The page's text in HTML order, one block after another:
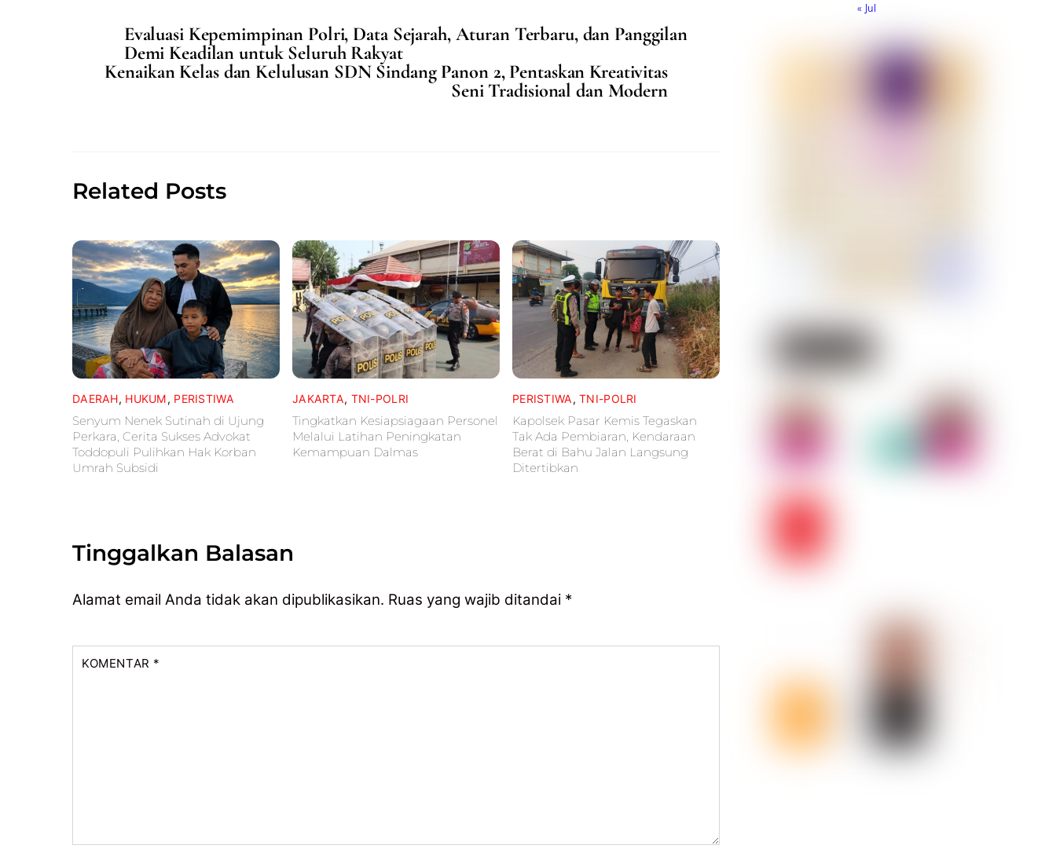
b
l
s
A
e
Evaluasi Kepemimpinan Polri, Data Sejarah, Aturan Terbaru, dan Panggilan
Demi Keadilan untuk Seluruh Rakyat
Kenaikan Kelas dan Kelulusan SDN Sindang Panon 2, Pentaskan Kreativitas
Seni Tradisional dan Modern
Related Posts
DAERAH, HUKUM, PERISTIWA
Senyum Nenek Sutinah di Ujung
Perkara, Cerita Sukses Advokat
Toddopuli Pulihkan Hak Korban
Umrah Subsidi
JAKARTA, TNI-POLRI
Tingkatkan Kesiapsiagaan Personel
Melalui Latihan Peningkatan
Kemampuan Dalmas
PERISTIWA,TNI-POLRI
Kapolsek Pasar Kemis Tegaskan
Tak Ada Pembiaran, Kendaraan
Berat di Bahu Jalan Langsung
Ditertibkan
Tinggalkan Balasan
Alamat email Anda tidak akan dipublikasikan. Ruas yang wajib ditandai *
KOMENTAR *
« Jul